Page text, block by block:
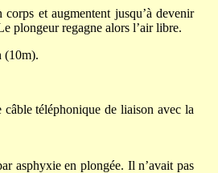
et augmentent jusqu’à devenir
plongeur regagne alors l’air libre.
(10m).
téléphonique de liaison avec la
asphyxie en plongée. Il n’avait pas